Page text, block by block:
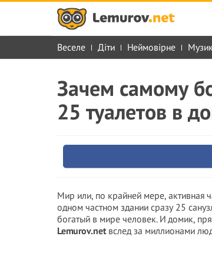
Веселе Діти Неймовірне
Зачем самому
25 туалетов в
Мир или, по крайней мере, активная
одном частном здании сразу 25
богатый в мире человек. И домик,
Lemurov.netвслед за миллионами